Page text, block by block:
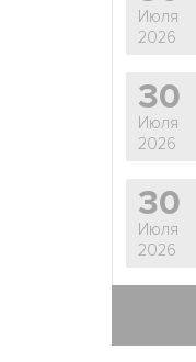
Июля
2026
30
Июля
2026
30
Июля
2026